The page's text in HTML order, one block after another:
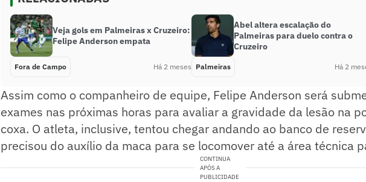
Veja gols em Palmeiras x Cruzeiro:
Felipe Anderson empata
Fora de Campo Há 2 meses
Abel altera escalação do
Palmeiras para duelo contra o
Cruzeiro
Palmeiras Há 2
Assim como o companheiro de equipe, Felipe Anderson será
exames nas próximas horas para avaliar a gravidade da lesão na
coxa. O atleta, inclusive, tentou chegar andando ao banco de
precisou do auxílio da maca para se locomover até a área técnica
CONTINUA
APÓS A
PUBLICIDADE